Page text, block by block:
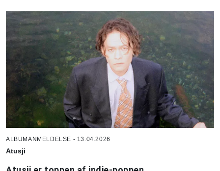
ALBUMANMELDELSE - 13.04.2026
Atusji